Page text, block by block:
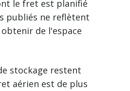
le fret est planifié
publiés ne reflètent
de l'espace
stockage restent
aérien est de plus